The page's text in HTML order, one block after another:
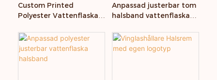
Custom Printed
Polyester Vattenflaska
Holdare Camping
Vandring Dryckesbärare
Anpassad justerbar tom
halsband vattenflaska
logotyp